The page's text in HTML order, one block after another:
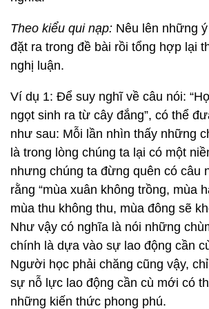
Theo kiểu qui nạp: Nêu lên những
đặt ra trong đề bài rồi tổng hợp lại
nghị luận.
Ví dụ 1: Để suy nghĩ về câu nói:
ngọt sinh ra từ cây đắng”, có thể
như sau: Mỗi lần nhìn thấy những
là trong lòng chúng ta lại có một
nhưng chúng ta đừng quên có câu
rằng “mùa xuân không trồng, mùa
mùa thu không thu, mùa đông sẽ
Như vậy có nghĩa là nói những
chính là dựa vào sự lao động cần
Người học phải chăng cũng vậy,
sự nỗ lực lao động cần cù mới có
những kiến thức phong phú.